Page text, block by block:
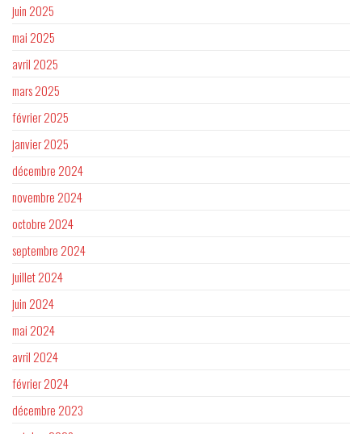
juin 2025
mai 2025
avril 2025
mars 2025
février 2025
janvier 2025
décembre 2024
novembre 2024
octobre 2024
septembre 2024
juillet 2024
juin 2024
mai 2024
avril 2024
février 2024
décembre 2023